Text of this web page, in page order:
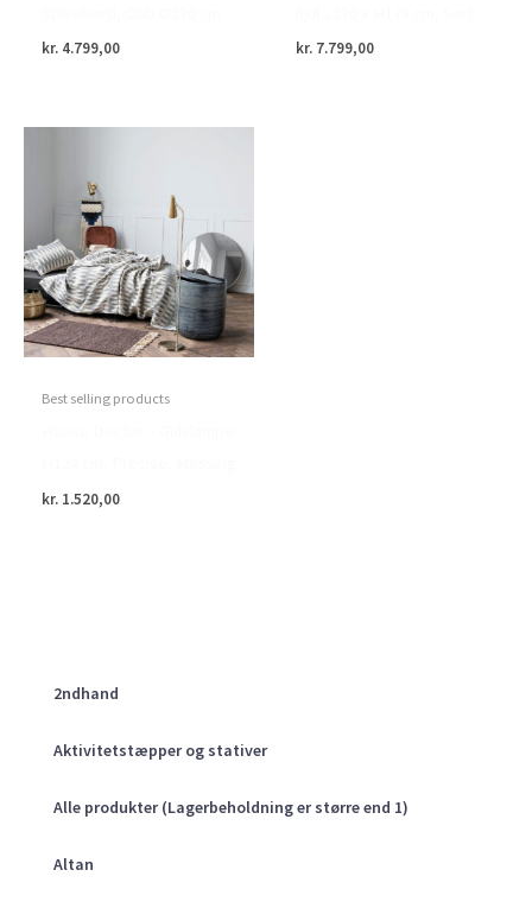
2ndhand
Aktivitetstæpper og stativer
Alle produkter (Lagerbeholdning er større end 1)
Altan
kr. 4.799,00 kr. 7.799,00
Best selling products
kr. 1.520,00